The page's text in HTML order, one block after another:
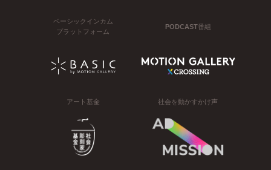
ベーシックインカム
プラットフォーム
PODCAST番組
アート基金 社会を動かすかけ声